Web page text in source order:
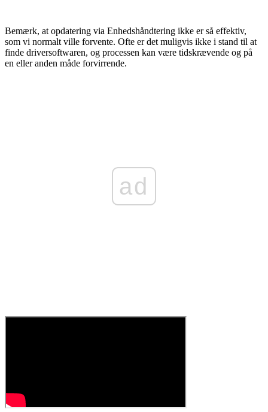
Bemærk, at opdatering via Enhedshåndtering ikke er så effektiv,
som vi normalt ville forvente. Ofte er det muligvis ikke i stand til at
finde driversoftwaren, og processen kan være tidskrævende og på
en eller anden måde forvirrende.
ad